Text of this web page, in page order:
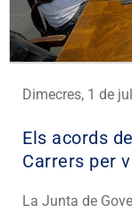
Dimecres, 1 de
Els acords
Carrers per
La Junta de